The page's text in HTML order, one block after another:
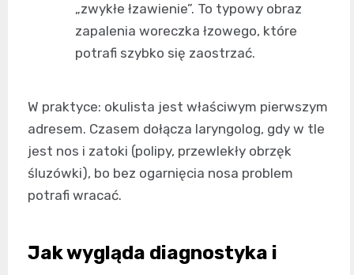
„zwykłe łzawienie”. To typowy obraz
zapalenia woreczka łzowego, które
potrafi szybko się zaostrzać.
W praktyce: okulista jest właściwym pierwszym
adresem. Czasem dołącza laryngolog, gdy w tle
jest nos i zatoki (polipy, przewlekły obrzęk
śluzówki), bo bez ogarnięcia nosa problem
potrafi wracać.
Jak wygląda diagnostyka i